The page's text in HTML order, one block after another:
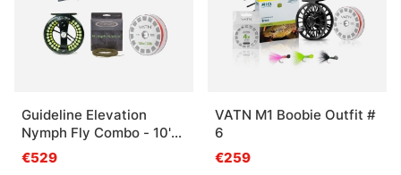
Guideline Elevation
Nymph Fly Combo - 10'2''
#4
€529
VATN M1 Boobie Outfit #
6
€259